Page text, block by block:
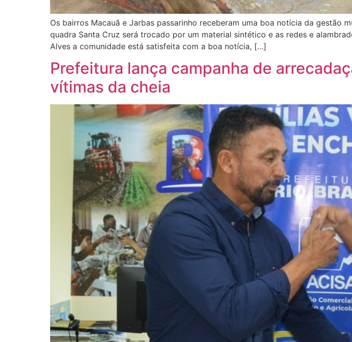
Os bairros Macauã e Jarbas passarinho receberam uma boa notícia da gestão
quadra Santa Cruz será trocado por um material sintético e as redes e
Alves a comunidade está satisfeita com a boa notícia, […]
Prefeitura lança campanha de
vítimas da cheia